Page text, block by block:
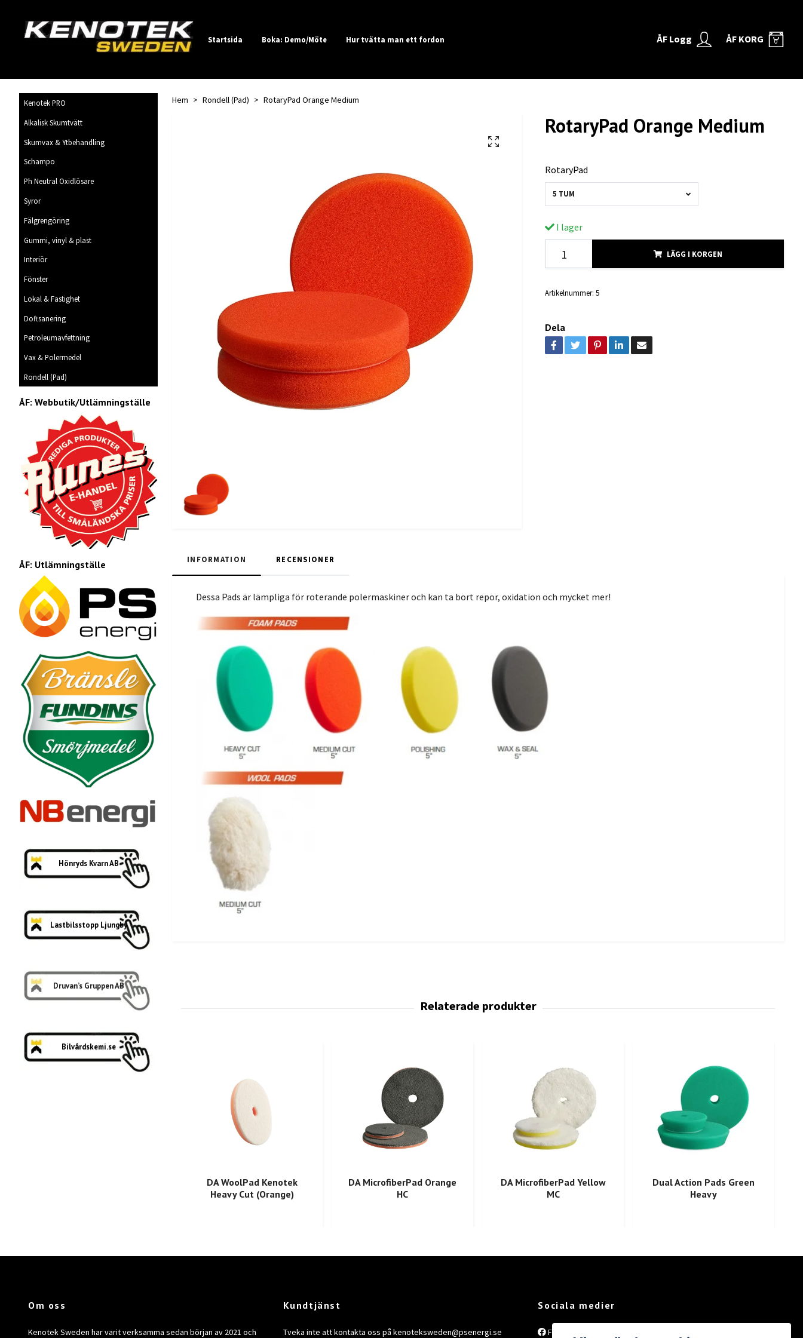
Startsida Boka: Demo/Möte Hur tvätta man ett fordon ÅF Logg ÅF KORG 0
Kenotek PRO
Alkalisk Skumtvätt
Skumvax & Ytbehandling
Schampo
Ph Neutral Oxidlösare
Syror
Fälgrengöring
Gummi, vinyl & plast
Interiör
Fönster
Lokal & Fastighet
Doftsanering
Petroleumavfettning
Vax & Polermedel
Rondell (Pad)
ÅF: Webbutik/Utlämningställe
ÅF: Utlämningställe
Hönryds Kvarn AB
Lastbilsstopp Ljungby
Druvan’s Gruppen AB
Bilvårdskemi.se
Hem Rondell (Pad) RotaryPad Orange Medium
RotaryPad Orange Medium
RotaryPad
5 TUM
I lager
LÄGG I KORGEN
Artikelnummer: 5
Dela
INFORMATION RECENSIONER
Dessa Pads är lämpliga för roterande polermaskiner och kan ta bort repor, oxidation och mycket mer!
DA WoolPad Kenotek
Heavy Cut (Orange)
DA MicrofiberPad Orange
HC
DA MicrofiberPad Yellow
MC
Dual Action Pads Green
Heavy
Om oss
Kenotek Sweden har varit verksamma sedan början av 2021 och
Kundtjänst
Tveka inte att kontakta oss på kenoteksweden@psenergi.se
Sociala medier
Facebook